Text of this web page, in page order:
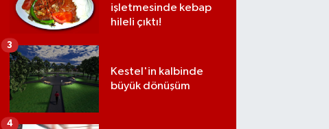
işletmesinde kebap
hileli çıktı!
Kestel'in kalbinde
büyük dönüşüm
3
4